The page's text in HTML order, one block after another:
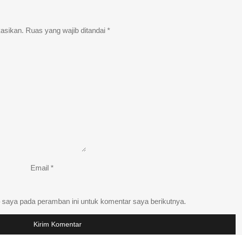
Ruas yang wajib ditandai *
Email *
pada peramban ini untuk komentar saya berikutnya.